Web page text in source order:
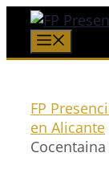
Saltar
contenido
FP
en Alicante
Cocentaina